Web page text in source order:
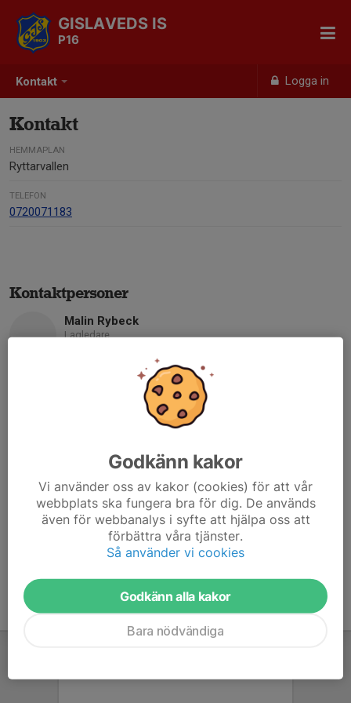
Kontakt Logga in
GISLAVEDS IS
P16
Kontakt
HEMMAPLAN
Ryttarvallen
TELEFON
0720071183
Kontaktpersoner
Malin Rybeck
Lagledare
mal1n_3@hotmail.com
lpidalealbito@gmail.com
Caroline Clarke
Lagledare
073-823 02 34
carrojohan@live.se
Godkänn kakor
Vi använder oss av kakor (cookies) för att vår
webbplats ska fungera bra för dig. De används
även för webbanalys i syfte att hjälpa oss att
förbättra våra tjänster.
Så använder vi cookies
Godkänn alla kakor
Bara nödvändiga